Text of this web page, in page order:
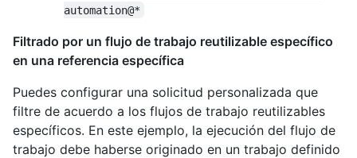
automation@*
Filtrado por un flujo de trabajo reutilizable específico
en una referencia específica
Puedes configurar una solicitud personalizada que
filtre de acuerdo a los flujos de trabajo reutilizables
específicos. En este ejemplo, la ejecución del flujo de
trabajo debe haberse originado en un trabajo definido